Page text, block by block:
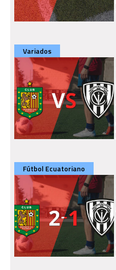
Variados
Fútbol Ecuatoriano